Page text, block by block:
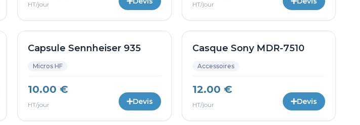
HT/jour HT/jour
Capsule Sennheiser 935
Micros HF
10.00 €
HT/jour Devis
Casque Sony MDR-7510
Accessoires
12.00 €
HT/jour Devis